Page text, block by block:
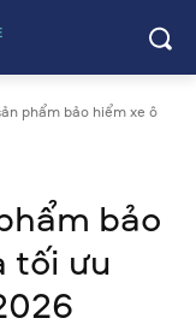
phẩm bảo hiểm xe ô
bảo
tối ưu